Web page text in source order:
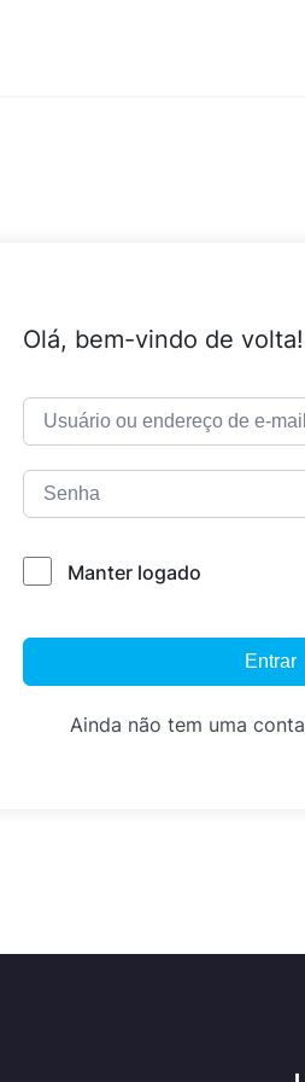
Olá, bem-vindo de volta!
Manter logado
Entrar
Ainda não tem uma